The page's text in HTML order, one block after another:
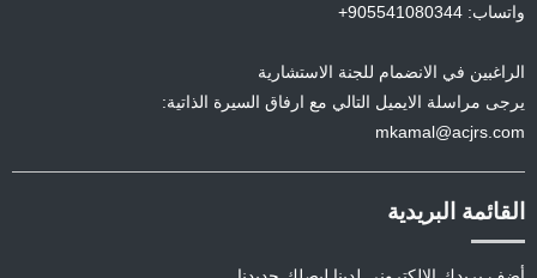
واتساب: 905541080344+
الراغبين في الانضمام للجنة الاستشارية
يرجى مراسلة الايميل التالي مع ارفاق السيرة الذاتية:
mkamal@acjrs.com
القائمة البريدية